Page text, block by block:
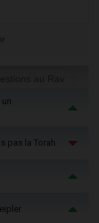
un
pas la Torah